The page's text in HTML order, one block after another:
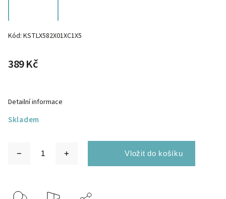
Kód: KSTLX582X01XC1X5
389 Kč
Skladem
Detailní informace